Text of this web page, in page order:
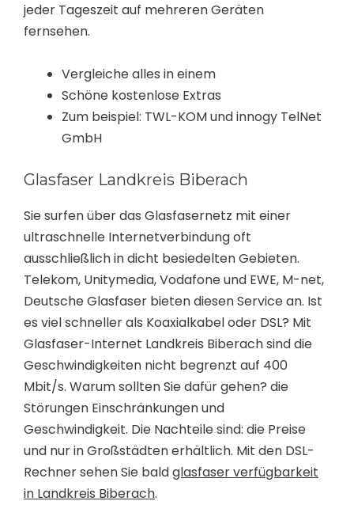
jeder Tageszeit auf mehreren Geräten
fernsehen.
Vergleiche alles in einem
Schöne kostenlose Extras
Zum beispiel: TWL-KOM und innogy TelNet
GmbH
Glasfaser Landkreis Biberach
Sie surfen über das Glasfasernetz mit einer
ultraschnelle Internetverbindung oft
ausschließlich in dicht besiedelten Gebieten.
Telekom, Unitymedia, Vodafone und EWE, M-net,
Deutsche Glasfaser bieten diesen Service an. Ist
es viel schneller als Koaxialkabel oder DSL? Mit
Glasfaser-Internet Landkreis Biberach sind die
Geschwindigkeiten nicht begrenzt auf 400
Mbit/s. Warum sollten Sie dafür gehen? die
Störungen Einschränkungen und
Geschwindigkeit. Die Nachteile sind: die Preise
und nur in Großstädten erhältlich. Mit den DSL-
Rechner sehen Sie baldglasfaser verfügbarkeit
in Landkreis Biberach.